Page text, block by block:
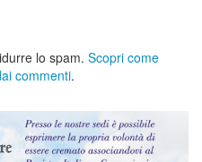
lo spam. Scopri come
commenti.